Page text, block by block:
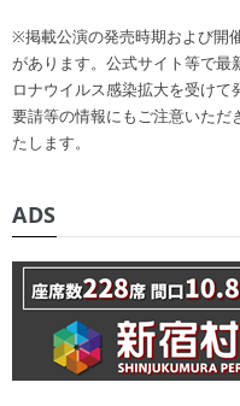
※掲載公演の発売時期および開
があります。公式サイト等で最
ロナウイルス感染拡大を受け
要請等の情報にもご注意いた
たします。
ADS